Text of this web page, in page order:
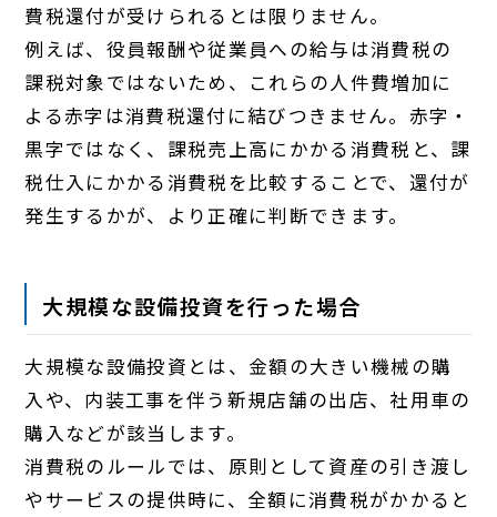
費税還付が受けられるとは限りません。
例えば、役員報酬や従業員への給与は消費税の
課税対象ではないため、これらの人件費増加に
よる赤字は消費税還付に結びつきません。赤字・
黒字ではなく、課税売上高にかかる消費税と、課
税仕入にかかる消費税を比較することで、還付が
発生するかが、より正確に判断できます。
大規模な設備投資を行った場合
大規模な設備投資とは、金額の大きい機械の購
入や、内装工事を伴う新規店舗の出店、社用車の
購入などが該当します。
消費税のルールでは、原則として資産の引き渡し
やサービスの提供時に、全額に消費税がかかると